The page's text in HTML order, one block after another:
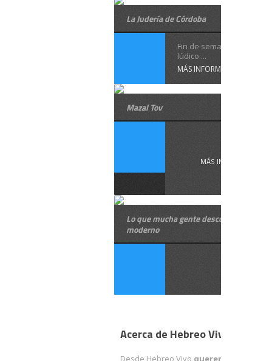
La Judería de Córdoba
Fin de semana de turismo
lúdico ...
MÁS INFORMACIÓN
Mazal Tov
MÁS INFORMACIÓN
Lo que mucha gente desconoce del
moderno
Acerca de Hebreo Vivo
Desde Hebreo Vivo queremos